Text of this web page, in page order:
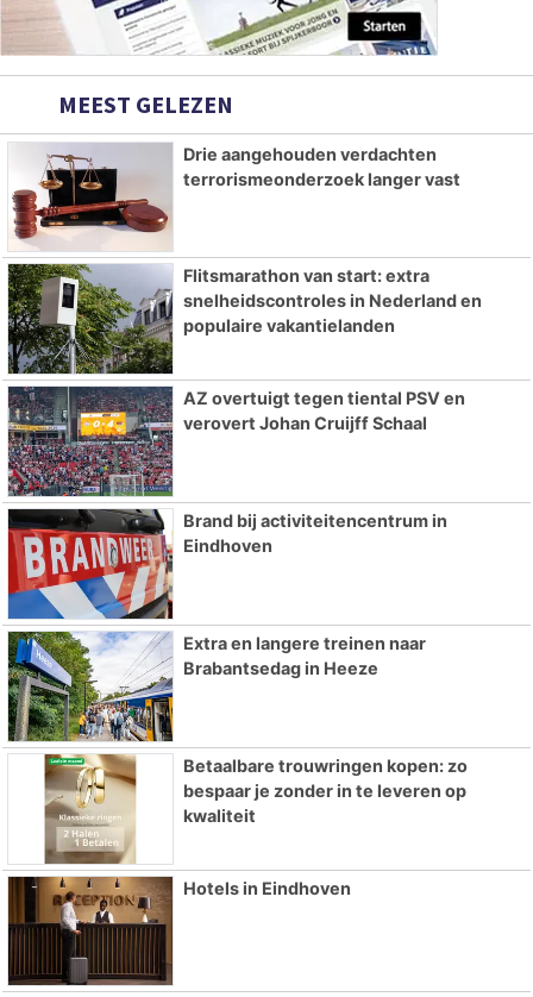
MEEST GELEZEN
Drie aangehouden verdachten
terrorismeonderzoek langer vast
Flitsmarathon van start: extra
snelheidscontroles in Nederland en
populaire vakantielanden
AZ overtuigt tegen tiental PSV en
verovert Johan Cruijff Schaal
Brand bij activiteitencentrum in
Eindhoven
Extra en langere treinen naar
Brabantsedag in Heeze
Betaalbare trouwringen kopen: zo
bespaar je zonder in te leveren op
kwaliteit
Hotels in Eindhoven